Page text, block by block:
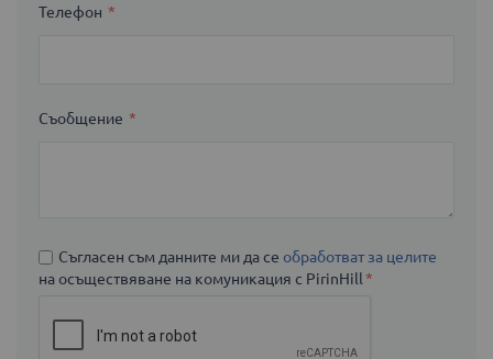
Телефон
Съобщение
Съгласен съм данните ми да се обработват за целите
на осъществяване на комуникация с PirinHill